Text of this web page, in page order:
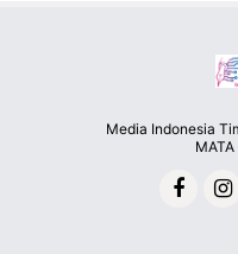
Media Indonesia